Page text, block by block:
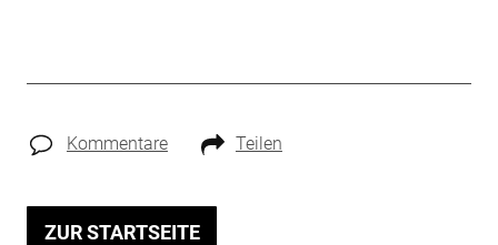
Kommentare Teilen
ZUR STARTSEITE